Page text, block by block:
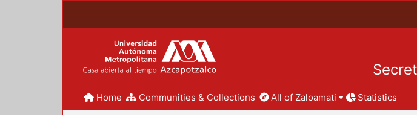
Home Communities & Collections All of Zaloamati Statistics